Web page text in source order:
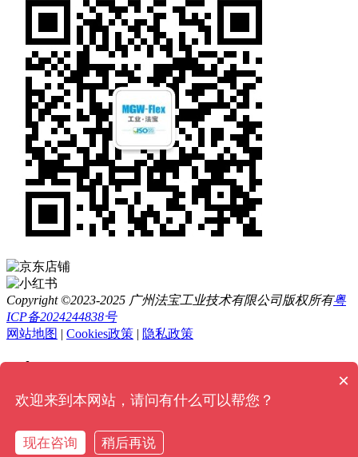
Copyright ©2023-2025 广州法宝工业技术有限公司版权所有粤
ICP备2024244838号
网站地图 | Cookies政策 | 隐私政策
×
欢迎来到本网站，请问有什么可以帮您？
现在咨询 稍后再说